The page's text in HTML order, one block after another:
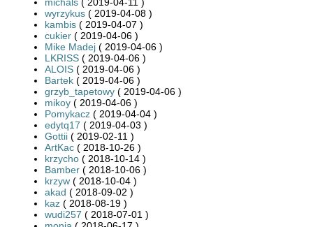
wyrzykus ( 2019-04-08 )
kambis ( 2019-04-07 )
cukier ( 2019-04-06 )
Mike Madej ( 2019-04-06 )
LKRISS ( 2019-04-06 )
ALOIS ( 2019-04-06 )
Bartek ( 2019-04-06 )
grzyb_tapetowy ( 2019-04-06 )
mikoy ( 2019-04-06 )
Pomykacz ( 2019-04-04 )
edytq17 ( 2019-04-03 )
Gottii ( 2019-02-11 )
ArtKac ( 2018-10-26 )
krzycho ( 2018-10-14 )
Bamber ( 2018-10-06 )
krzyw ( 2018-10-04 )
akad ( 2018-09-02 )
kaz ( 2018-08-19 )
wudi257 ( 2018-07-01 )